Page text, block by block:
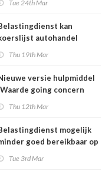
Tue 24th Mar
kan
autohandel
Thu 19th Mar
versie hulpmiddel
going concern
Thu 12th Mar
mogelijk
goed bereikbaar op
Tue 3rd Mar